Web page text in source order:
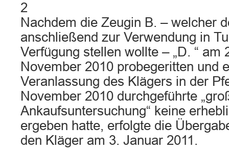
2
Nachdem die Zeugin B. – welcher
anschließend zur Verwendung in
Verfügung stellen wollte – „D. “ am
November 2010 probegeritten und
Veranlassung des Klägers in der
November 2010 durchgeführte
Ankaufsuntersuchung“ keine
ergeben hatte, erfolgte die
den Kläger am 3. Januar 2011.